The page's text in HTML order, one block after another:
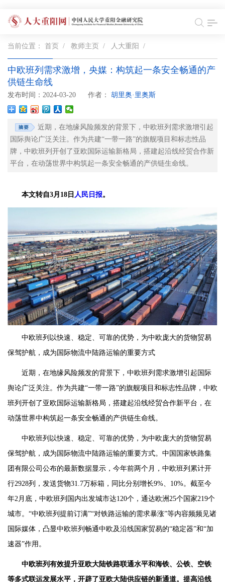
当前位置： 首页 / 教师主页 / 人大重阳 /
中欧班列需求激增，央媒：构筑起一条安全畅通的产
供链生命线
发布时间：2024-03-20 作者： 胡里奥·里奥斯
近期，在地缘风险频发的背景下，中欧班列需求激增引起
国际舆论广泛关注。作为共建“一带一路”的旗舰项目和标志性品
牌，中欧班列开创了亚欧国际运输新格局，搭建起沿线经贸合作新
平台，在动荡世界中构筑起一条安全畅通的产供链生命线。
本文转自3月18日 人民日报。
中欧班列以快速、稳定、可靠的优势，为中欧庞大的货物贸易
保驾护航，成为国际物流中陆路运输的重要方式
近期，在地缘风险频发的背景下，中欧班列需求激增引起国际
舆论广泛关注。作为共建“一带一路”的旗舰项目和标志性品牌，中欧
班列开创了亚欧国际运输新格局，搭建起沿线经贸合作新平台，在
动荡世界中构筑起一条安全畅通的产供链生命线。
中欧班列以快速、稳定、可靠的优势，为中欧庞大的货物贸易
保驾护航，成为国际物流中陆路运输的重要方式。中国国家铁路集
团有限公司公布的最新数据显示，今年前两个月，中欧班列累计开
行2928列，发送货物31.7万标箱，同比分别增长9%、10%。截至今
年2月底，中欧班列国内出发城市达120个，通达欧洲25个国家219个
城市。“中欧班列提前订满”“对铁路运输的需求暴涨”等内容频频见诸
国际媒体，凸显中欧班列畅通中欧及沿线国家贸易的“稳定器”和“加
速器”作用。
中欧班列有效提升亚欧大陆铁路联通水平和海铁、公铁、空铁
等多式联运发展水平，开辟了亚欧大陆供应链的新通道。提高沿线